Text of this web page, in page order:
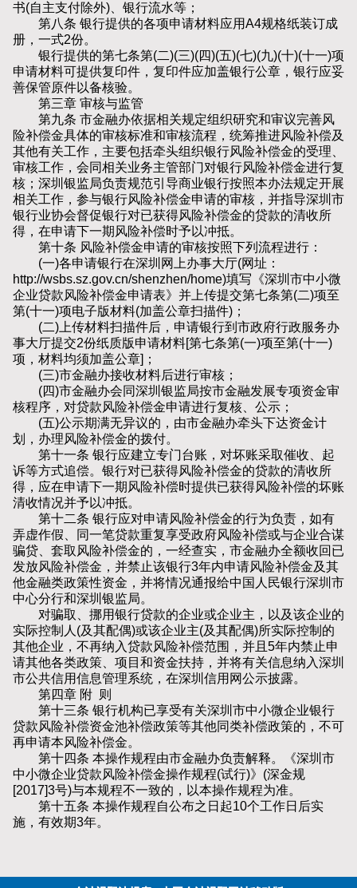
书(自主支付除外)、银行流水等；
第八条 银行提供的各项申请材料应用A4规格纸装订成
册，一式2份。
银行提供的第七条第(二)(三)(四)(五)(七)(九)(十)(十一)项
申请材料可提供复印件，复印件应加盖银行公章，银行应妥
善保管原件以备核验。
第三章 审核与监管
第九条 市金融办依据相关规定组织研究和审议完善风
险补偿金具体的审核标准和审核流程，统筹推进风险补偿及
其他有关工作，主要包括牵头组织银行风险补偿金的受理、
审核工作，会同相关业务主管部门对银行风险补偿金进行复
核；深圳银监局负责规范引导商业银行按照本办法规定开展
相关工作，参与银行风险补偿金申请的审核，并指导深圳市
银行业协会督促银行对已获得风险补偿金的贷款的清收所
得，在申请下一期风险补偿时予以冲抵。
第十条 风险补偿金申请的审核按照下列流程进行：
(一)各申请银行在深圳网上办事大厅(网址：
http://wsbs.sz.gov.cn/shenzhen/home)填写《深圳市中小微
企业贷款风险补偿金申请表》并上传提交第七条第(二)项至
第(十一)项电子版材料(加盖公章扫描件)；
(二)上传材料扫描件后，申请银行到市政府行政服务办
事大厅提交2份纸质版申请材料[第七条第(一)项至第(十一)
项，材料均须加盖公章]；
(三)市金融办接收材料后进行审核；
(四)市金融办会同深圳银监局按市金融发展专项资金审
核程序，对贷款风险补偿金申请进行复核、公示；
(五)公示期满无异议的，由市金融办牵头下达资金计
划，办理风险补偿金的拨付。
第十一条 银行应建立专门台账，对坏账采取催收、起
诉等方式追偿。银行对已获得风险补偿金的贷款的清收所
得，应在申请下一期风险补偿时提供已获得风险补偿的坏账
清收情况并予以冲抵。
第十二条 银行应对申请风险补偿金的行为负责，如有
弄虚作假、同一笔贷款重复享受政府风险补偿或与企业合谋
骗贷、套取风险补偿金的，一经查实，市金融办全额收回已
发放风险补偿金，并禁止该银行3年内申请风险补偿金及其
他金融类政策性资金，并将情况通报给中国人民银行深圳市
中心分行和深圳银监局。
对骗取、挪用银行贷款的企业或企业主，以及该企业的
实际控制人(及其配偶)或该企业主(及其配偶)所实际控制的
其他企业，不再纳入贷款风险补偿范围，并且5年内禁止申
请其他各类政策、项目和资金扶持，并将有关信息纳入深圳
市公共信用信息管理系统，在深圳信用网公示披露。
第四章 附 则
第十三条 银行机构已享受有关深圳市中小微企业银行
贷款风险补偿资金池补偿政策等其他同类补偿政策的，不可
再申请本风险补偿金。
第十四条 本操作规程由市金融办负责解释。《深圳市
中小微企业贷款风险补偿金操作规程(试行)》(深金规
[2017]3号)与本规程不一致的，以本操作规程为准。
第十五条 本操作规程自公布之日起10个工作日后实
施，有效期3年。